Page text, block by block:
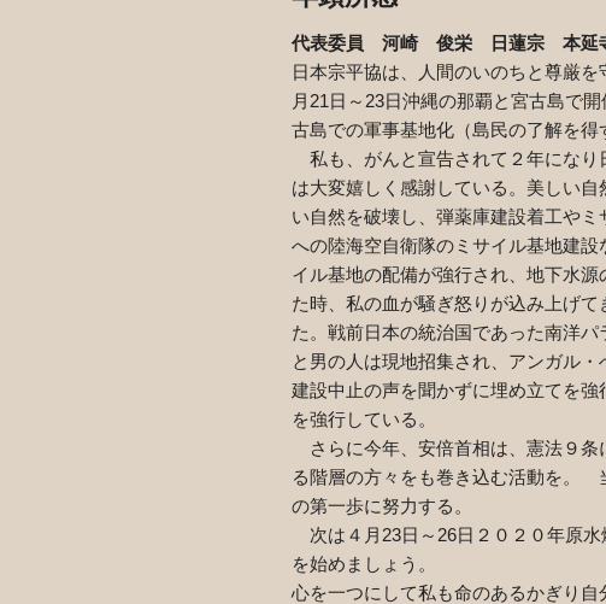
代表委員 河崎 俊栄 日蓮宗 本延
日本宗平協は、人間のいのちと尊厳
月 21日～ 23日沖縄の那覇と宮古島で
古島での軍事基地化（島民の了解を得
私も、がんと宣告されて２年になり
は大変嬉しく感謝している。美しい
い自然を破壊し、弾薬庫建設着工や
への陸海空自衛隊のミサイル基地建設
イル基地の配備が強行され、地下水
た時、私の血が騒ぎ怒りが込み上げ
た。戦前日本の統治国であった南洋
と男の人は現地招集され、アンガル
建設中止の声を聞かずに埋め立てを
を強行している。
さらに今年、安倍首相は、憲法９条
る階層の方々をも巻き込む活動を。
の第一歩に努力する。
次は４月 23日～ 26日２０２０年原
を始めましょう。
心を一つにして私も命のあるかぎり